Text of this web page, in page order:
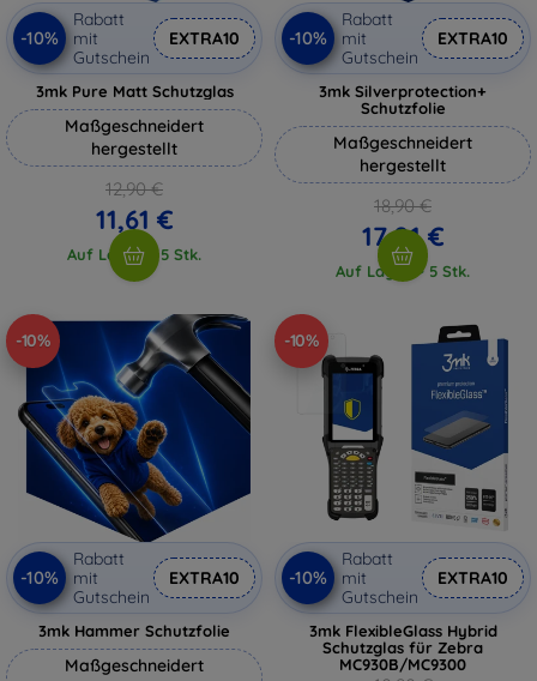
-10%
Rabatt
mit
Gutschein
EXTRA10
3mk Pure Matt Schutzglas
Maßgeschneidert
hergestellt
12,90 €
11,61 €
Auf Lager > 5 Stk.
-10%
Rabatt
mit
Gutschein
EXTRA10
3mk Silverprotection+
Schutzfolie
Maßgeschneidert
hergestellt
18,90 €
17,01 €
Auf Lager > 5 Stk.
-10%
-10%
Rabatt
mit
Gutschein
EXTRA10
3mk Hammer Schutzfolie
Maßgeschneidert
-10%
-10%
Rabatt
mit
Gutschein
EXTRA10
3mk FlexibleGlass Hybrid
Schutzglas für Zebra
MC930B/MC9300